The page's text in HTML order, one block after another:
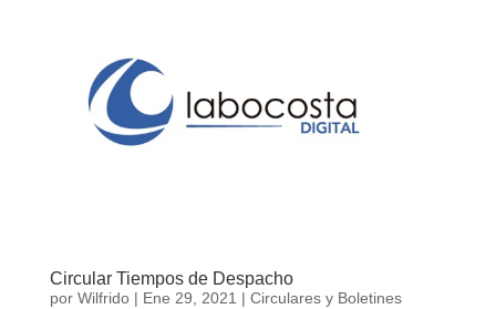
Circular Tiempos de Despacho
por Wilfrido| Ene 29, 2021 | Circulares y Boletines